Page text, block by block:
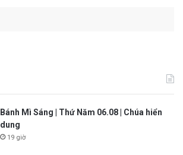
Bánh Mì Sáng | Thứ Năm 06.08 | Chúa hiển
dung
19 giờ